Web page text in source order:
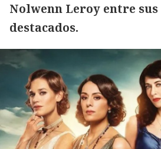
Nolwenn Leroy entre
destacados.